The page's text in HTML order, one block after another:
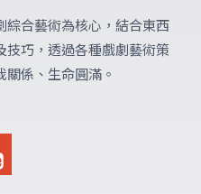
綜合藝術為核心，結合東西
技巧，透過各種戲劇藝術策
係、生命圓滿。